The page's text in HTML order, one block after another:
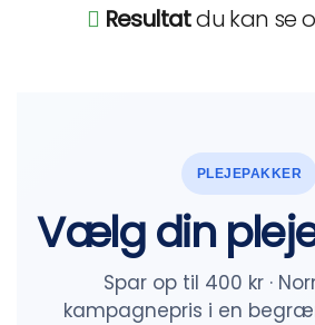
Resultatdu kan se
PLEJEPAKKER
Vælg din
Spar op til 400 kr ·
kampagnepris i en